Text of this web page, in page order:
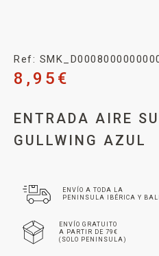
Ref:
8,95 €
ENTRADA AIRE
GULLWING AZUL
ENVÍO A TODA LA
PENINSULA IBÉRICA Y
ENVÍO GRATUITO
A PARTIR DE 79€
(SOLO PENINSULA)